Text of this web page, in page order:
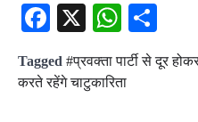
Facebook
X
Tagged #प्रवक्ता पार्टी से दूर
करते रहेंगे चाटुकारिता